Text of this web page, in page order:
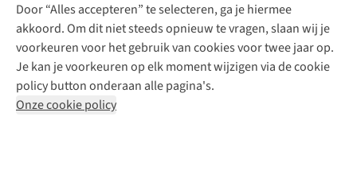
Door “Alles accepteren” te selecteren, ga je hiermee
akkoord. Om dit niet steeds opnieuw te vragen, slaan wij je
voorkeuren voor het gebruik van cookies voor twee jaar op.
Je kan je voorkeuren op elk moment wijzigen via de cookie
policy button onderaan alle pagina's.
Onze cookie policy
Disclaimer Privacy Policy
Algemene voorwaarden
Cookie Policy